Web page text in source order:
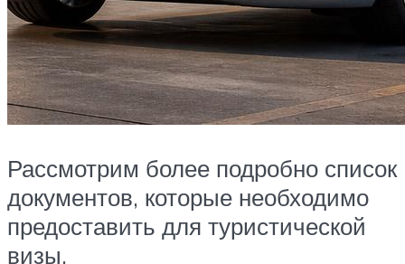
Рассмотрим более подробно список
документов, которые необходимо
предоставить для туристической
визы.